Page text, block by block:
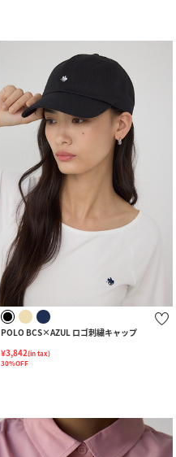
POLO BCS×AZUL ロゴ刺繍キャップ
¥3,842(in tax)
30%OFF